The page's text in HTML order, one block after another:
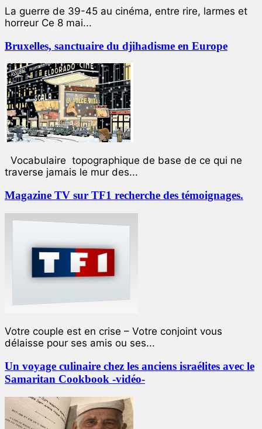
La guerre de 39-45 au cinéma, entre rire, larmes et
horreur Ce 8 mai...
Bruxelles, sanctuaire du djihadisme en Europe
Vocabulaire topographique de base de ce qui ne
traverse jamais le mur des...
Magazine TV sur TF1 recherche des témoignages.
Votre couple est en crise – Votre conjoint vous
délaisse pour ses amis ou ses...
Un voyage culinaire chez les anciens israélites avec le
Samaritan Cookbook -vidéo-